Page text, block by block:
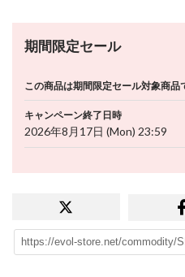
期間限定セール
この商品は期間限定セール対象商品
キャンペーン終了日時
2026年8月17日 (Mon) 23:59